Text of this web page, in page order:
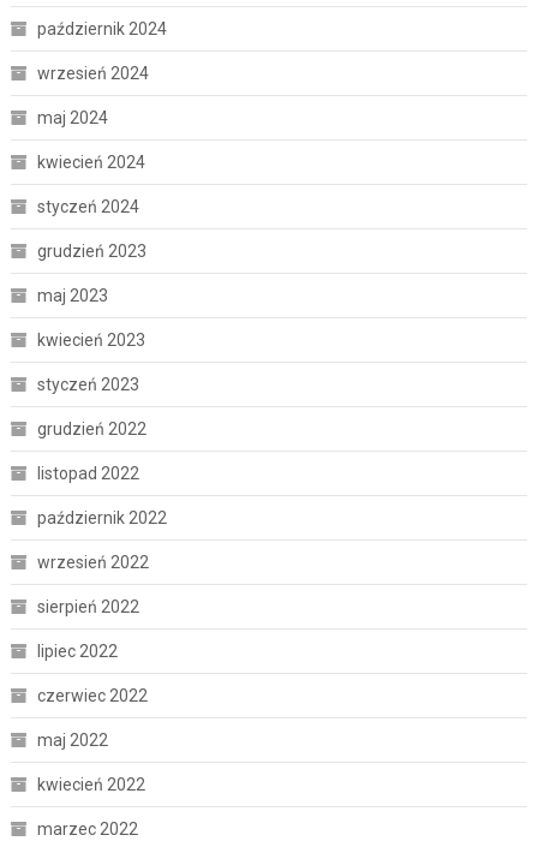
październik 2024
wrzesień 2024
maj 2024
kwiecień 2024
styczeń 2024
grudzień 2023
maj 2023
kwiecień 2023
styczeń 2023
grudzień 2022
listopad 2022
październik 2022
wrzesień 2022
sierpień 2022
lipiec 2022
czerwiec 2022
maj 2022
kwiecień 2022
marzec 2022